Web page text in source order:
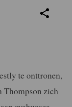
te onttronen,
Thompson zich